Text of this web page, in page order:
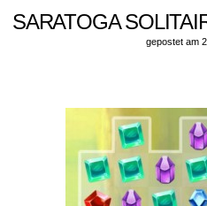
SARATOGA
gepostet am